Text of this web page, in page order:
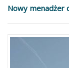
Nowy menadżer